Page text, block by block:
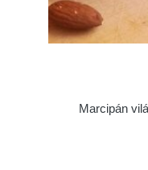
Marcipán